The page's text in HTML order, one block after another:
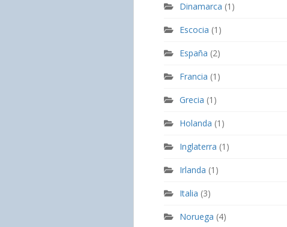
Dinamarca (1)
Escocia (1)
España (2)
Francia (1)
Grecia (1)
Holanda (1)
Inglaterra (1)
Irlanda (1)
Italia (3)
Noruega (4)